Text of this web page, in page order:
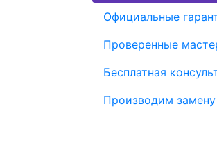
Официальные
Проверенные
Бесплатная
Производим